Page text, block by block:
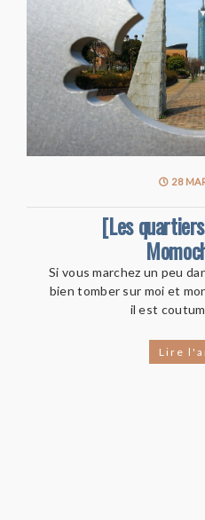
28
[Les
Si vous marchez un peu
bien tomber sur moi et
il est
Lire